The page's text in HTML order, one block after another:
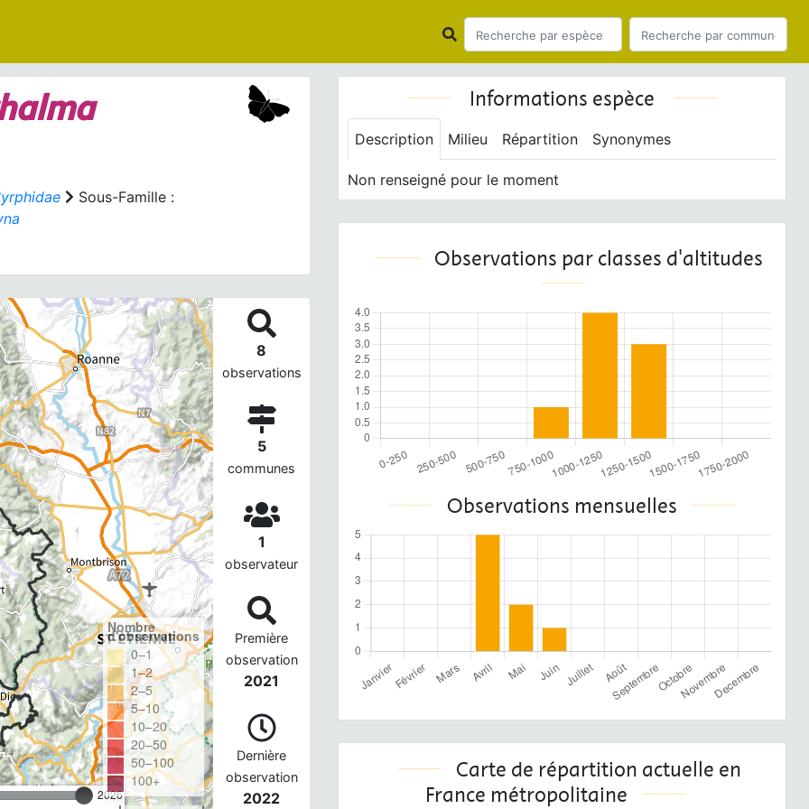
Sous-Famille :
2026
Nombre
d'observations
0–1
1–2
2–5
5–10
10–20
20–50
50–100
100+
8
observations
5
communes
1
observateur
Première
observation
2021
Dernière
observation
2022
Informations espèce
Description Milieu Répartition Synonymes
Non renseigné pour le moment
Observations par classes d'altitudes
Observations mensuelles
Carte de répartition actuelle en
France métropolitaine